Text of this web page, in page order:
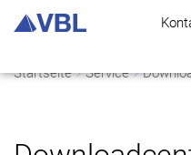
Startseite Service